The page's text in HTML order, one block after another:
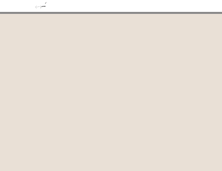
ㄧ
ˊ